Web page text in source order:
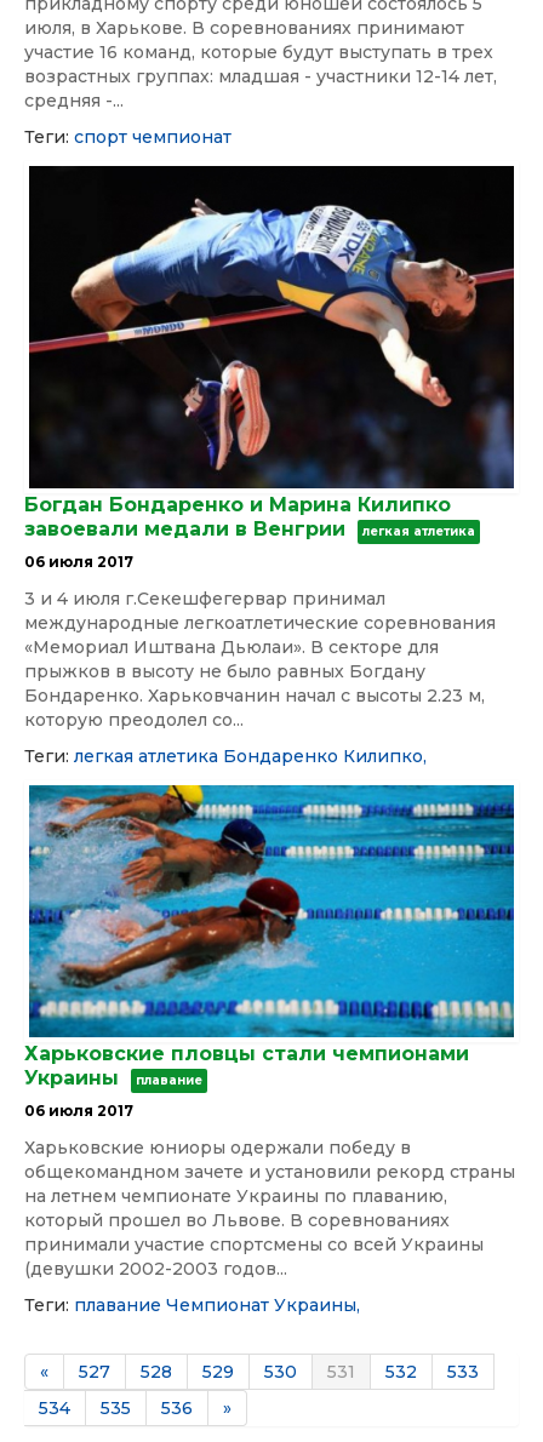
июля, в Харькове. В соревнованиях принимают
участие 16 команд, которые будут выступать в трех
возрастных группах: младшая - участники 12-14 лет,
средняя -...
Теги: спорт чемпионат
Богдан Бондаренко и Марина Килипко
завоевали медали в Венгрии
легкая атлетика
06 июля 2017
3 и 4 июля г.Секешфегервар принимал
международные легкоатлетические соревнования
«Мемориал Иштвана Дьюлаи». В секторе для
прыжков в высоту не было равных Богдану
Бондаренко. Харьковчанин начал с высоты 2.23 м,
которую преодолел со...
Теги: легкая атлетика Бондаренко Килипко,
Харьковские пловцы стали чемпионами
Украины
плавание
06 июля 2017
Харьковские юниоры одержали победу в
общекомандном зачете и установили рекорд страны
на летнем чемпионате Украины по плаванию,
который прошел во Львове. В соревнованиях
принимали участие спортсмены со всей Украины
(девушки 2002-2003 годов...
Теги: плавание Чемпионат Украины,
« 527 528 529 530 531 532
533
534
535 536 »